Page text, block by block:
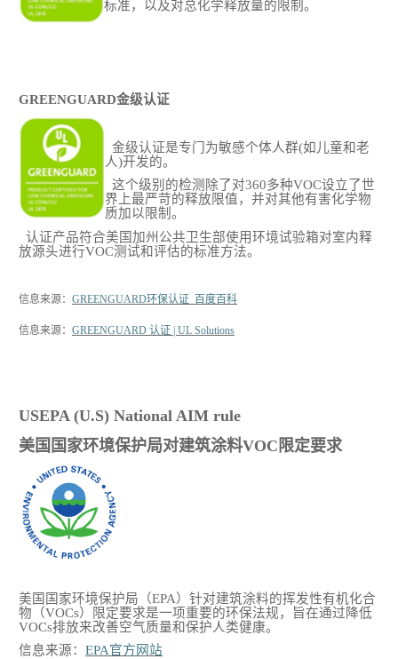
标准，以及对总化学释放量的限制。
GREENGUARD金级认证
金级认证是专门为敏感个体人群(如儿童和老
人)开发的。
这个级别的检测除了对360多种VOC设立了世
界上最严苛的释放限值，并对其他有害化学物
质加以限制。
认证产品符合美国加州公共卫生部使用环境试验箱对室内释
放源头进行VOC测试和评估的标准方法。
信息来源： GREENGUARD环保认证_百度百科
信息来源： GREENGUARD 认证 | UL Solutions
USEPA (U.S) National AIM rule
美国国家环境保护局对建筑涂料VOC限定要求
美国国家环境保护局（EPA）针对建筑涂料的挥发性有机化合
物（VOCs）限定要求是一项重要的环保法规，旨在通过降低
VOCs排放来改善空气质量和保护人类健康。
信息来源： EPA官方网站